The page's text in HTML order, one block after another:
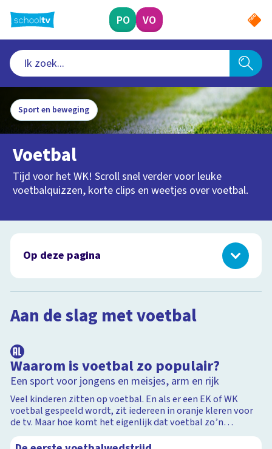
naar
hoofdinhoud
PO VO
Sport en beweging
Voetbal
Tijd voor het WK! Scroll snel verder voor leuke
voetbalquizzen, korte clips en weetjes over voetbal.
Op deze pagina
Test je kennis!
Het Klokhuis
Voetbal voor beginners
Voor de kleintjes
Aan de slag met voetbal
Waarom is voetbal zo populair?
Een sport voor jongens en meisjes, arm en rijk
Veel kinderen zitten op voetbal. En als er een EK of WK
voetbal gespeeld wordt, zit iedereen in oranje kleren voor
de tv. Maar hoe komt het eigenlijk dat voetbal zo’n
populaire sport is?
2:02
3:13